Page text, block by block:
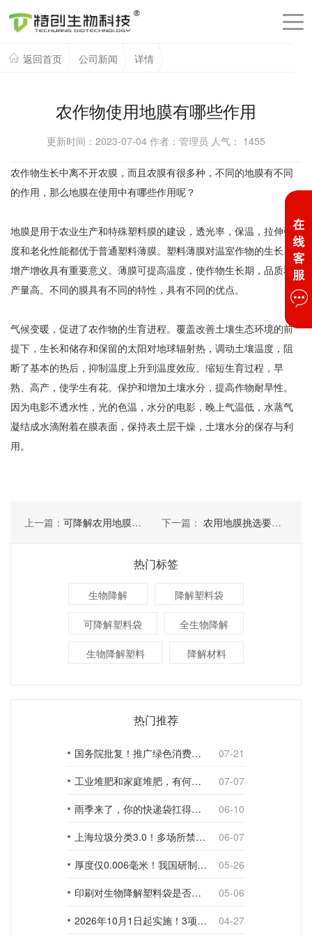
返回首页 公司新闻 详情
农作物使用地膜有哪些作用
更新时间：2023-07-04 作者：管理员 人气： 1455
农作物生长中离不开农膜，而且农膜有很多种，不同的地膜有不同
的作用，那么地膜在使用中有哪些作用呢？
地膜是用于农业生产和特殊塑料膜的建设，透光率，保温，拉伸强
度和老化性能都优于普通塑料薄膜。塑料薄膜对温室作物的生长、
增产增收具有重要意义。薄膜可提高温度，使作物生长期，品质和
产量高。不同的膜具有不同的特性，具有不同的优点。
气候变暖，促进了农作物的生育进程。覆盖改善土壤生态环境的前
提下，生长和储存和保留的太阳对地球辐射热，调动土壤温度，阻
断了基本的热后，抑制温度上升到温度效应。缩短生育过程，早
熟、高产，使学生有花。保护和增加土壤水分，提高作物耐旱性。
因为电影不透水性，光的色温，水分的电影，晚上气温低，水蒸气
凝结成水滴附着在膜表面，保持表土层干燥，土壤水分的保存与利
用。
上一篇： 可降解农用地膜对农作物生产有哪些好处 下一篇： 农用地膜挑选要考虑几点
热门标签
生物降解 降解塑料袋
可降解塑料袋 全生物降解
生物降解塑料 降解材料
热门推荐
国务院批复！推广绿色消费，引导使用环保可降解包装材料
07-21
工业堆肥和家庭堆肥，有何不同？
07-07
雨季来了，你的快递袋扛得住吗？
06-10
上海垃圾分类3.0！多场所禁止使用一次性塑料袋；推动快递包装绿色转型
06-07
厚度仅0.006毫米！我国研制出超薄型全生物降解渗水地膜
05-26
印刷对生物降解塑料袋是否构成影响？
05-06
2026年10月1日起实施！3项生物降解能力检测新国标
04-27